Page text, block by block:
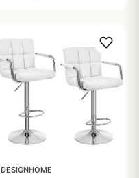
DESIGNHOME